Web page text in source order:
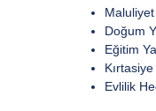
Maluliyet
Doğum
Eğitim
Kırtasiye
Evlilik